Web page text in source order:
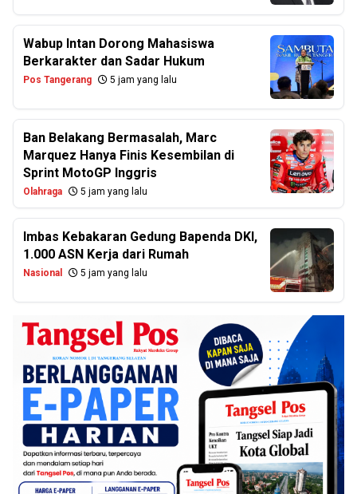
Wabup Intan Dorong Mahasiswa
Berkarakter dan Sadar Hukum
Pos Tangerang 5 jam yang lalu
Ban Belakang Bermasalah, Marc
Marquez Hanya Finis Kesembilan di
Sprint MotoGP Inggris
Olahraga 5 jam yang lalu
Imbas Kebakaran Gedung Bapenda DKI,
1.000 ASN Kerja dari Rumah
Nasional 5 jam yang lalu